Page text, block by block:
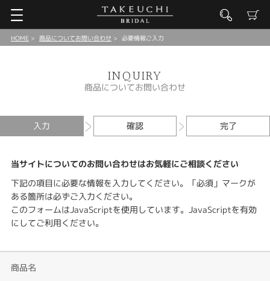
HOME 商品についてお問い合わせ 必要情報ご入力
INQUIRY
商品についてお問い合わせ
入力 確認 完了
当サイトについてのお問い合わせはお気軽にご相談ください
下記の項目に必要な情報を入力してください。「必須」マークが
ある箇所は必ずご入力ください。
このフォームはJavaScriptを使用しています。JavaScriptを有効
にしてご利用ください。
商品名